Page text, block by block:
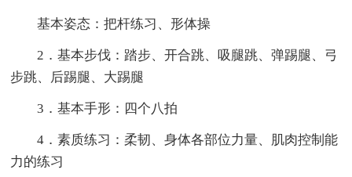
基本姿态：把杆练习、形体操
2．基本步伐：踏步、开合跳、吸腿跳、弹踢腿、弓
步跳、后踢腿、大踢腿
3．基本手形：四个八拍
4．素质练习：柔韧、身体各部位力量、肌肉控制能
力的练习